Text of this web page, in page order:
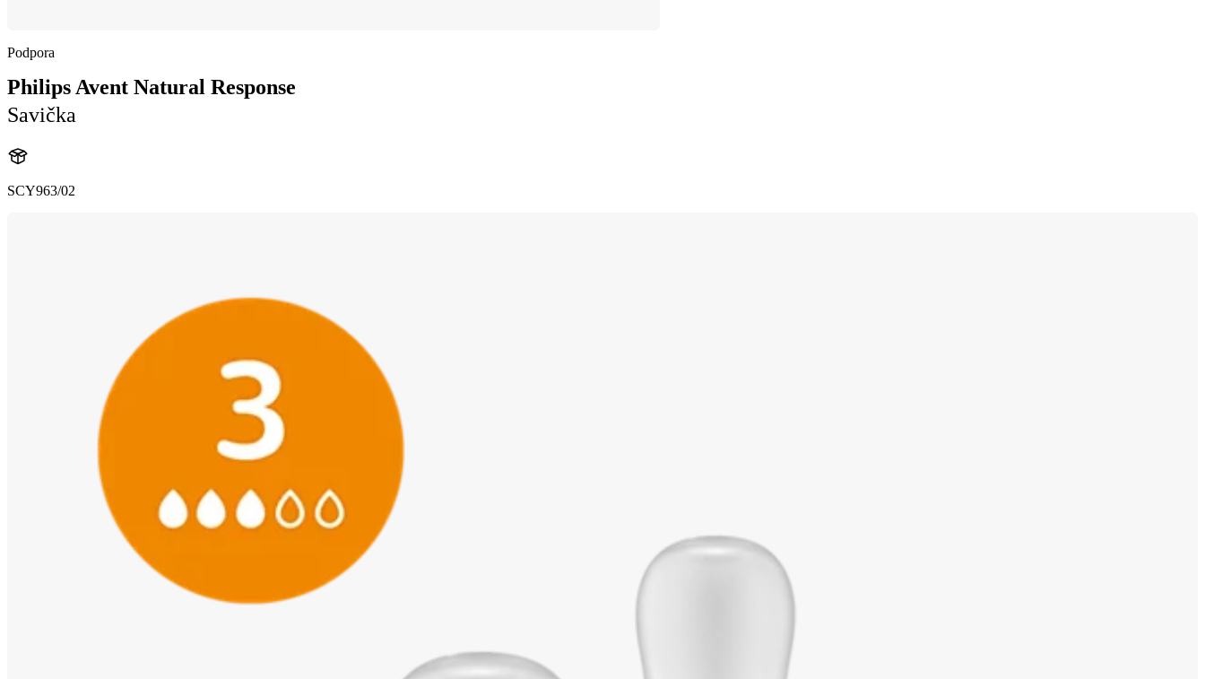
Podpora
Philips Avent Natural Response
Savička
SCY963/02